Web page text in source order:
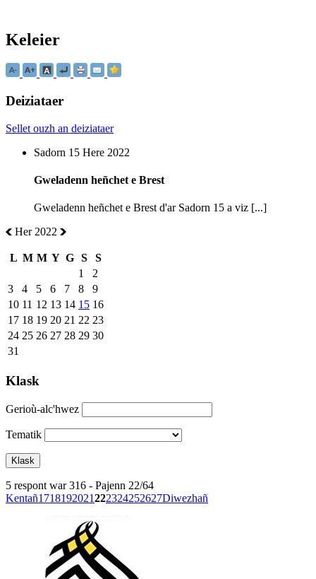
Keleier
Deiziataer
Sellet ouzh an deiziataer
Sadorn 15 Here 2022
Gweladenn heñchet e Brest
Gweladenn heñchet e Brest d'ar Sadorn 15 a viz [...]
Her 2022
L M M Y G S
S
1
2
3
4 5 6 7 8
9
10 11 12 13 14 15 16
17 18 19 20 21 22 23
24 25 26 27 28 29 30
31
Klask
Gerioù-alc'hwez
Tematik
5 respont war 316 - Pajenn 22/64
Kentañ1718192021222324252627Diwezhañ